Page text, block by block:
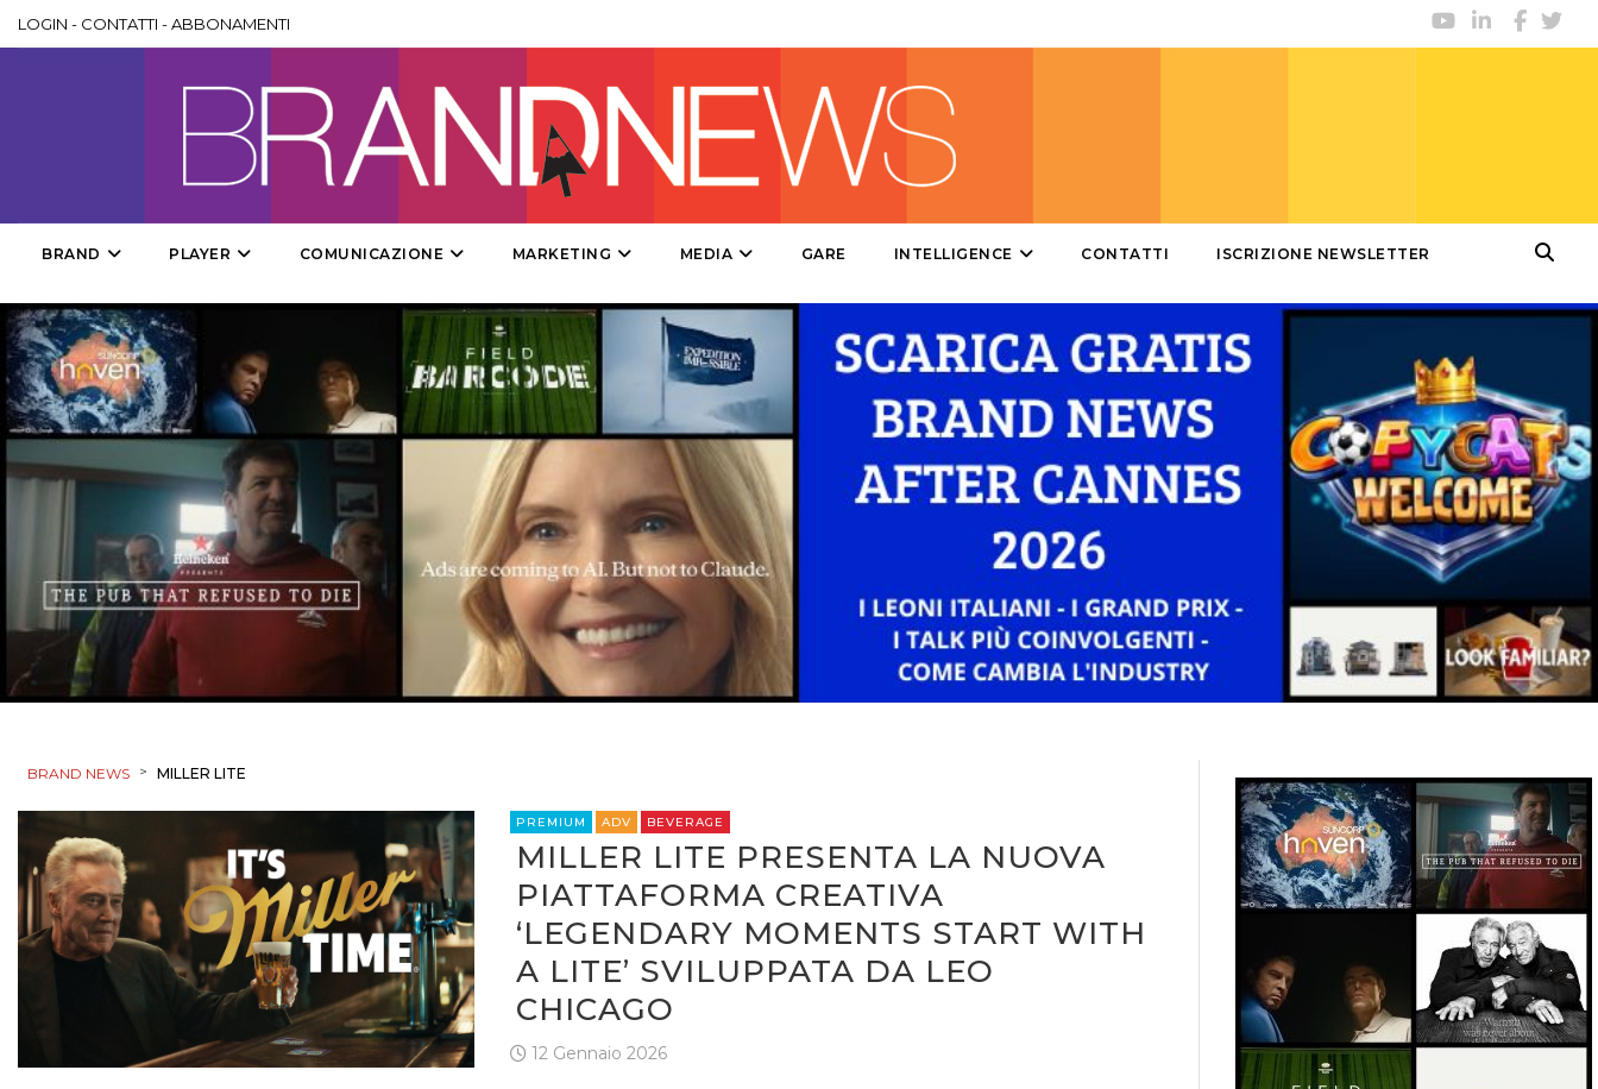
PRODOTTI
CSR
STRATEGIE
CINEMA
EDITORIA
ESTERNA
RADIO / AUDIO
DATI
RICERCHE
PREVISIONI/SCENARI
LOGIN - CONTATTI -ABBONAMENTI
BRAND PLAYER COMUNICAZIONE MARKETING MEDIA GARE INTELLIGENCE CONTATTI ISCRIZIONE NEWSLETTER
BRAND NEWS > MILLER LITE
PREMIUM ADV BEVERAGE
MILLER LITE PRESENTA LA NUOVA
PIATTAFORMA CREATIVA
‘LEGENDARY MOMENTS START WITH
A LITE’ SVILUPPATA DA LEO
CHICAGO
12 Gennaio 2026